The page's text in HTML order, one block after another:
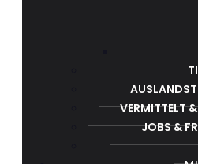
VERMITTELT
JOBS &